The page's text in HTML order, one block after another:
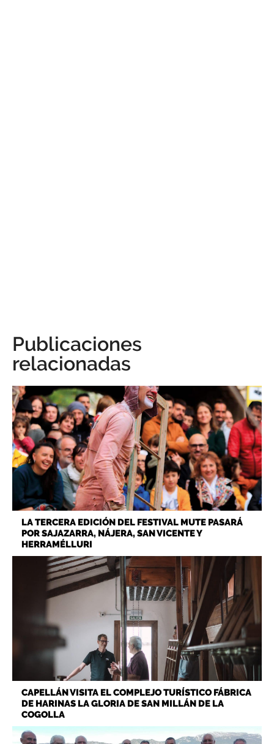
Publicaciones
relacionadas
LA TERCERA EDICIÓN DEL FESTIVAL MUTE PASARÁ
POR SAJAZARRA, NÁJERA, SAN VICENTE Y
HERRAMÉLLURI
CAPELLÁN VISITA EL COMPLEJO TURÍSTICO FÁBRICA
DE HARINAS LA GLORIA DE SAN MILLÁN DE LA
COGOLLA